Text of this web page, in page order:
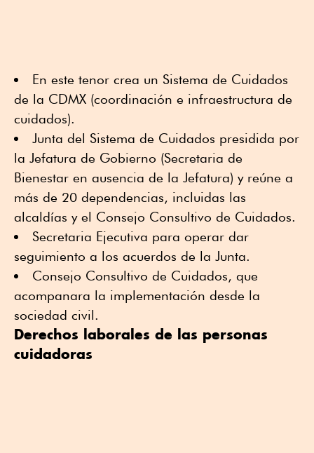
En este tenor crea un Sistema de Cuidados
de la CDMX (coordinación e infraestructura de
cuidados).
Junta del Sistema de Cuidados presidida por
la Jefatura de Gobierno (Secretaria de
Bienestar en ausencia de la Jefatura) y reúne a
más de 20 dependencias, incluidas las
alcaldías y el Consejo Consultivo de Cuidados.
Secretaria Ejecutiva para operar dar
seguimiento a los acuerdos de la Junta.
Consejo Consultivo de Cuidados, que
acompanara la implementación desde la
sociedad civil.
Derechos laborales de las personas
cuidadoras